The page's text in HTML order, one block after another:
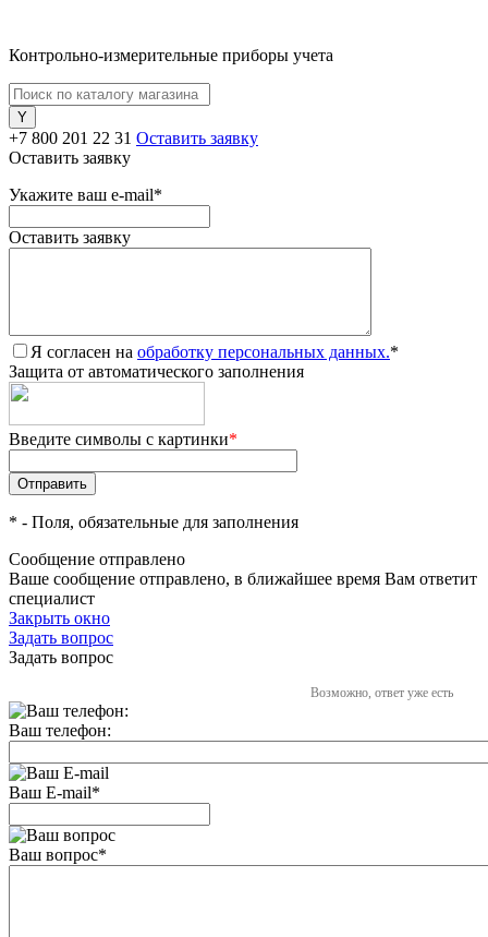
Контрольно-измерительные приборы учета
+7 800 201 22 31 Оставить заявку
Оставить заявку
Укажите ваш e-mail*
Оставить заявку
Я согласен на обработку персональных данных.*
Защита от автоматического заполнения
Введите символы с картинки*
* - Поля, обязательные для заполнения
Сообщение отправлено
Ваше сообщение отправлено, в ближайшее время Вам ответит
специалист
Закрыть окно
Задать вопрос
Задать вопрос
Возможно, ответ уже есть
Ваш телефон:
Ваш E-mail*
Ваш вопрос*